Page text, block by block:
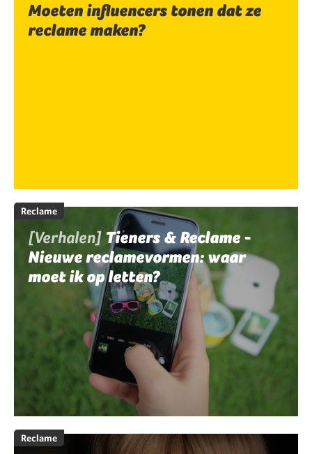
Moeten influencers tonen dat ze
reclame maken?
Reclame
[Verhalen] Tieners & Reclame -
Nieuwe reclamevormen: waar
moet ik op letten?
Reclame